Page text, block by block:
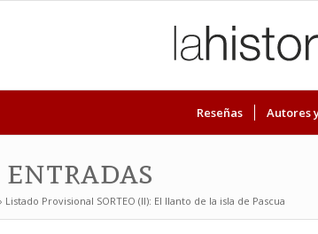
Reseñas Autores
Listado Provisional SORTEO (II): El llanto de la isla de Pascua